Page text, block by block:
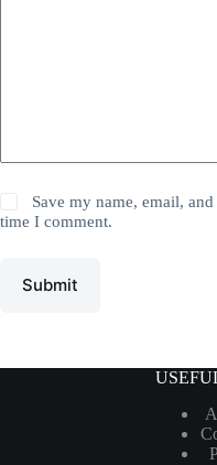
Save my name, email,
time I comment.
Submit